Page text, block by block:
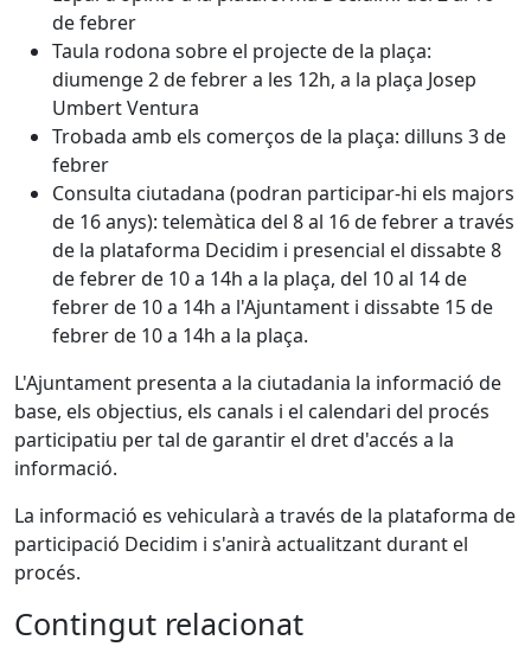
de febrer
Taula rodona sobre el projecte de la plaça:
diumenge 2 de febrer a les 12h, a la plaça Josep
Umbert Ventura
Trobada amb els comerços de la plaça: dilluns 3 de
febrer
Consulta ciutadana (podran participar-hi els majors
de 16 anys): telemàtica del 8 al 16 de febrer a través
de la plataforma Decidim i presencial el dissabte 8
de febrer de 10 a 14h a la plaça, del 10 al 14 de
febrer de 10 a 14h a l'Ajuntament i dissabte 15 de
febrer de 10 a 14h a la plaça.
L'Ajuntament presenta a la ciutadania la informació de
base, els objectius, els canals i el calendari del procés
participatiu per tal de garantir el dret d'accés a la
informació.
La informació es vehicularà a través de la plataforma de
participació Decidim i s'anirà actualitzant durant el
procés.
Contingut relacionat